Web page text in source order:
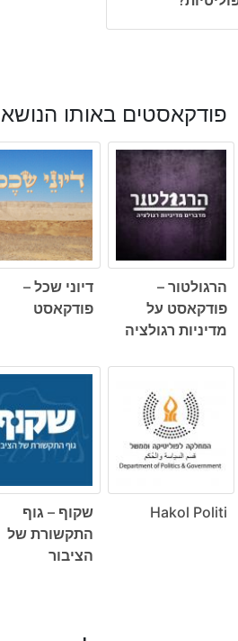
פודקאסטים באותו הנושא
הרגולטור –
פודקאסט על
מדיניות רגולציה
דיוני שכל –
פודקאסט
Hakol Politi
שקוף – גוף
התקשורת של
הציבור